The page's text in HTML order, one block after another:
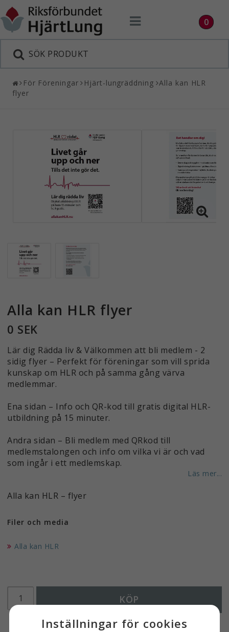
0
Toggle
navigation
För Föreningar Hjärt-lungräddning
Alla kan HLR
flyer
Alla kan HLR flyer
0 SEK
Lär dig Rädda liv & Välkommen att bli medlem - 2
sidig flyer – Perfekt för föreningar som vill sprida
kunskap om HLR och på samma gång värva
medlemmar.
Ena sidan – Info och QR-kod till gratis digital HLR-
utbildning på 15 minuter.
Andra sidan – Bli medlem med QRkod till
medlemstalongen och info om vilka vi är och vad
som ingår i ett medlemskap.
Läs mer...
Alla kan HLR – flyer
Filer och media
Alla kan HLR
KÖP
Inställningar för cookies